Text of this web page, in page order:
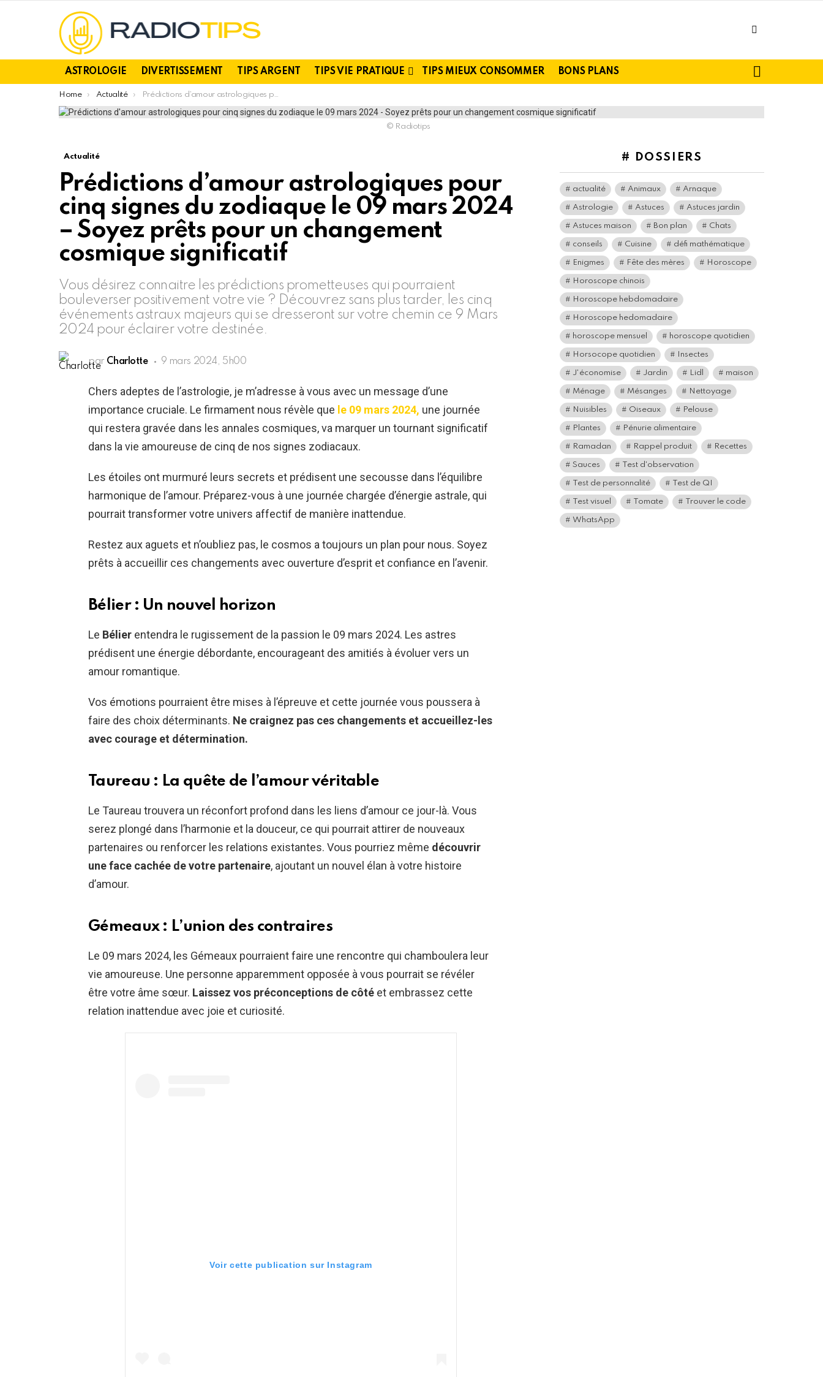
ASTROLOGIE DIVERTISSEMENT TIPS ARGENT TIPS VIE PRATIQUE TIPS MIEUX CONSOMMER BONS PLANS
You are here:
Home Actualité Prédictions d’amour astrologiques pour cinq signes du zodiaque le 09 mars 2024 – Soyez prêts pour un changement cosmique significatif
© Radiotips
Actualité
Prédictions d’amour astrologiques pour
cinq signes du zodiaque le 09 mars 2024
– Soyez prêts pour un changement
cosmique significatif
Vous désirez connaitre les prédictions prometteuses qui pourraient
bouleverser positivement votre vie ? Découvrez sans plus tarder, les cinq
événements astraux majeurs qui se dresseront sur votre chemin ce 9 Mars
2024 pour éclairer votre destinée.
par Charlotte 9 mars 2024, 5h00
Chers adeptes de l’astrologie, je m’adresse à vous avec un message d’une
importance cruciale. Le firmament nous révèle que le 09 mars 2024, une journée
qui restera gravée dans les annales cosmiques, va marquer un tournant significatif
dans la vie amoureuse de cinq de nos signes zodiacaux.
Les étoiles ont murmuré leurs secrets et prédisent une secousse dans l’équilibre
harmonique de l’amour. Préparez-vous à une journée chargée d’énergie astrale, qui
pourrait transformer votre univers affectif de manière inattendue.
Restez aux aguets et n’oubliez pas, le cosmos a toujours un plan pour nous. Soyez
prêts à accueillir ces changements avec ouverture d’esprit et confiance en l’avenir.
Bélier : Un nouvel horizon
Le Bélier entendra le rugissement de la passion le 09 mars 2024. Les astres
prédisent une énergie débordante, encourageant des amitiés à évoluer vers un
amour romantique.
Vos émotions pourraient être mises à l’épreuve et cette journée vous poussera à
faire des choix déterminants. Ne craignez pas ces changements et accueillez-les
avec courage et détermination.
Taureau : La quête de l’amour véritable
Le Taureau trouvera un réconfort profond dans les liens d’amour ce jour-là. Vous
serez plongé dans l’harmonie et la douceur, ce qui pourrait attirer de nouveaux
partenaires ou renforcer les relations existantes. Vous pourriez même découvrir
une face cachée de votre partenaire, ajoutant un nouvel élan à votre histoire
d’amour.
Gémeaux : L’union des contraires
Le 09 mars 2024, les Gémeaux pourraient faire une rencontre qui chamboulera leur
vie amoureuse. Une personne apparemment opposée à vous pourrait se révéler
être votre âme sœur. Laissez vos préconceptions de côté et embrassez cette
relation inattendue avec joie et curiosité.
Voir cette publication sur Instagram
# DOSSIERS
actualité Animaux Arnaque
Astrologie Astuces Astuces jardin
Astuces maison Bon plan Chats
conseils Cuisine défi mathématique
Enigmes Fête des mères Horoscope
Horoscope chinois
Horoscope hebdomadaire
Horoscope hedomadaire
horoscope mensuel horoscope quotidien
Horsocope quotidien Insectes
J'économise Jardin Lidl maison
Ménage Mésanges Nettoyage
Nuisibles Oiseaux Pelouse
Plantes Pénurie alimentaire
Ramadan Rappel produit Recettes
Sauces Test d'observation
Test de personnalité Test de QI
Test visuel Tomate Trouver le code
WhatsApp